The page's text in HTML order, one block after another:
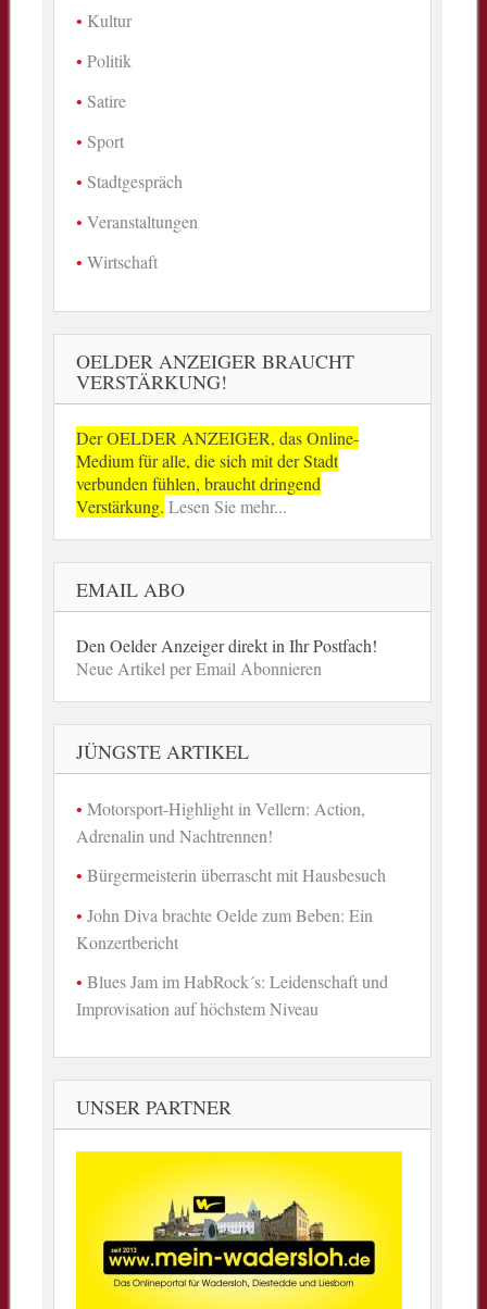
Kultur
Politik
Satire
Sport
Stadtgespräch
Veranstaltungen
Wirtschaft
OELDER ANZEIGER BRAUCHT
VERSTÄRKUNG!
Der OELDER ANZEIGER, das Online-
Medium für alle, die sich mit der Stadt
verbunden fühlen, braucht dringend
Verstärkung. Lesen Sie mehr...
EMAIL ABO
Den Oelder Anzeiger direkt in Ihr Postfach!
Neue Artikel per Email Abonnieren
JÜNGSTE ARTIKEL
Motorsport-Highlight in Vellern: Action,
Adrenalin und Nachtrennen!
Bürgermeisterin überrascht mit Hausbesuch
John Diva brachte Oelde zum Beben: Ein
Konzertbericht
Blues Jam im HabRock´s: Leidenschaft und
Improvisation auf höchstem Niveau
UNSER PARTNER